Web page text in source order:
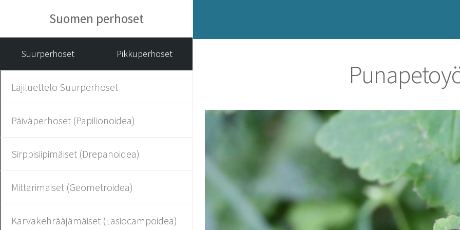
Suomen perhoset
Suurperhoset Pikkuperhoset
Lajiluettelo Suurperhoset
Päiväperhoset (Papilionoidea)
Sirppisiipimäiset (Drepanoidea)
Mittarimaiset (Geometroidea)
Karvakehrääjämäiset (Lasiocampoidea)